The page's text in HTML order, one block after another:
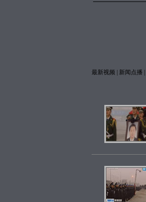
最新视频 新闻点播